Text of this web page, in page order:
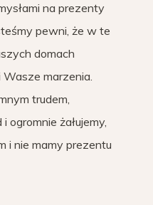
na prezenty
pewni, że w te
domach
marzenia.
trudem,
ogromnie żałujemy,
i nie mamy prezentu